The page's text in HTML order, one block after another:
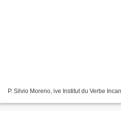
P. Silvio Moreno, ive Institut du Verbe